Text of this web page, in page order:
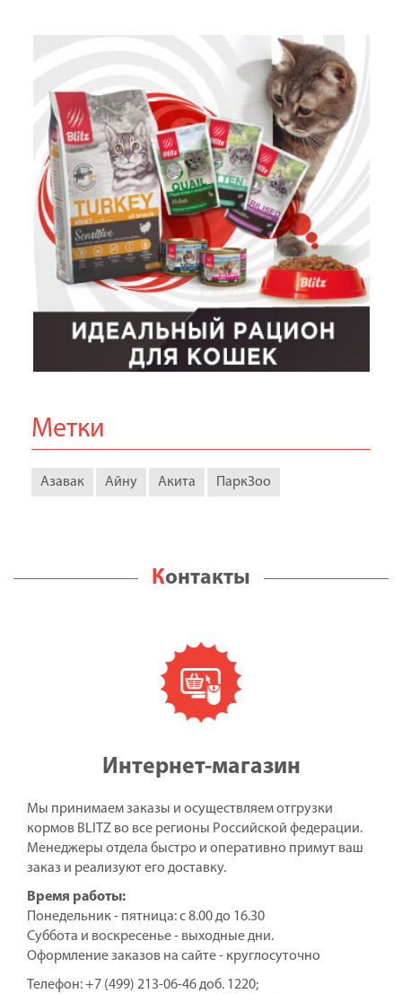
Метки
Азавак Айну Акита ПаркЗоо
Контакты
Интернет-магазин
Мы принимаем заказы и осуществляем отгрузки
кормов BLITZ во все регионы Российской федерации.
Менеджеры отдела быстро и оперативно примут ваш
заказ и реализуют его доставку.
Время работы:
Понедельник - пятница: с 8.00 до 16.30
Суббота и воскресенье - выходные дни.
Оформление заказов на сайте - круглосуточно
Телефон: +7 (499) 213-06-46 доб. 1220;